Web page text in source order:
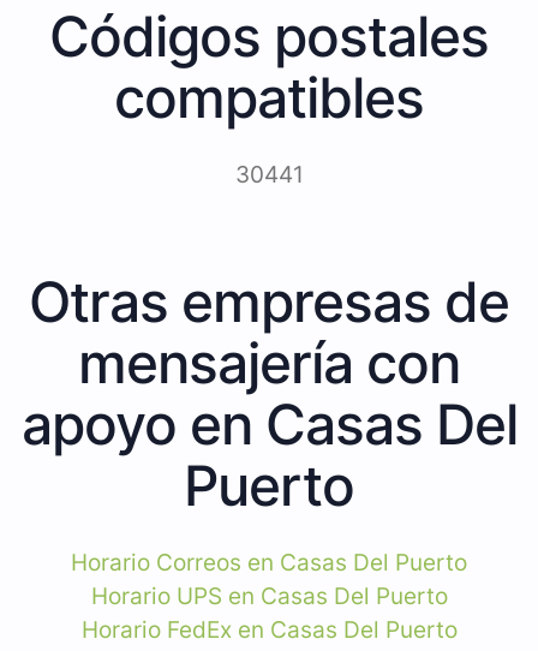
Códigos postales
compatibles
30441
Otras empresas de
mensajería con
apoyo en Casas Del
Puerto
Horario Correos en Casas Del Puerto
Horario UPS en Casas Del Puerto
Horario FedEx en Casas Del Puerto